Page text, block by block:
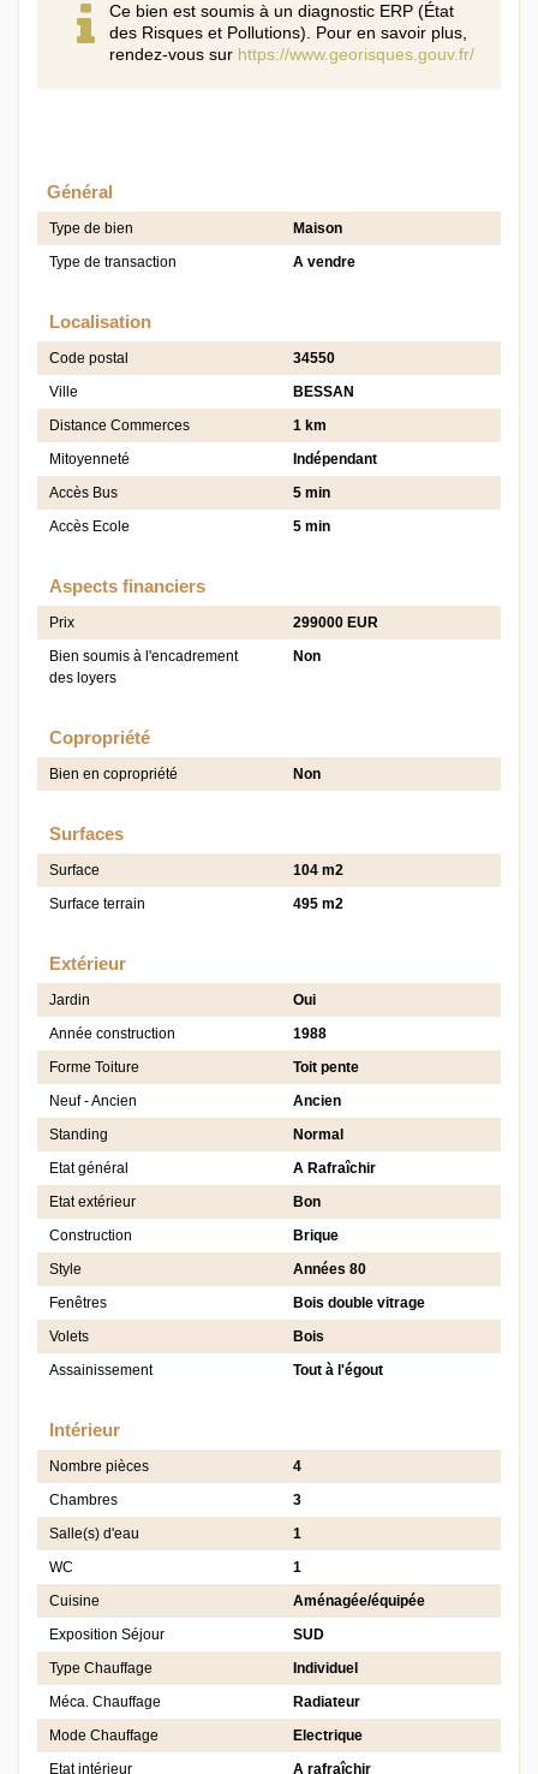
Ce bien est soumis à un diagnostic ERP (État
des Risques et Pollutions). Pour en savoir plus,
rendez-vous sur https://www.georisques.gouv.fr/
Général
Type de bien
Maison
Type de transaction
A vendre
Localisation
Code postal
34550
Ville
BESSAN
Distance Commerces
1 km
Mitoyenneté
Indépendant
Accès Bus
5 min
Accès Ecole
5 min
Aspects financiers
Prix
299000 EUR
Bien soumis à l'encadrement
des loyers
Non
Copropriété
Bien en copropriété Non
Surfaces
Surface
104 m2
Surface terrain
495 m2
Extérieur
Jardin
Oui
Année construction
1988
Forme Toiture
Toit pente
Neuf - Ancien
Ancien
Standing
Normal
Etat général
A Rafraîchir
Etat extérieur
Bon
Construction
Brique
Style
Années 80
Fenêtres
Bois double vitrage
Volets
Bois
Assainissement
Tout à l'égout
Intérieur
Nombre pièces
4
Chambres
3
Salle(s) d'eau
1
WC
1
Cuisine
Aménagée/équipée
Exposition Séjour
SUD
Type Chauffage
Individuel
Méca. Chauffage
Radiateur
Mode Chauffage
Electrique
Etat intérieur
A rafraîchir